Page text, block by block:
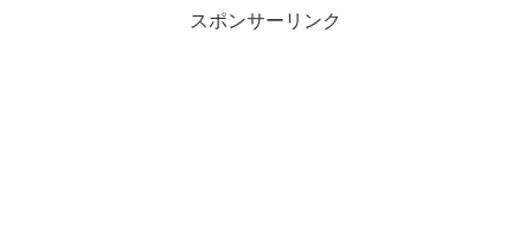
スポンサーリンク